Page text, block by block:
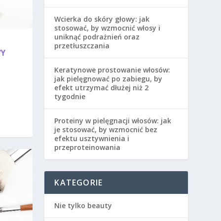
Wcierka do skóry głowy: jak
stosować, by wzmocnić włosy i
uniknąć podrażnień oraz
przetłuszczania
Keratynowe prostowanie włosów:
jak pielęgnować po zabiegu, by
efekt utrzymać dłużej niż 2
tygodnie
Proteiny w pielęgnacji włosów: jak
je stosować, by wzmocnić bez
efektu usztywnienia i
przeproteinowania
KATEGORIE
Nie tylko beauty